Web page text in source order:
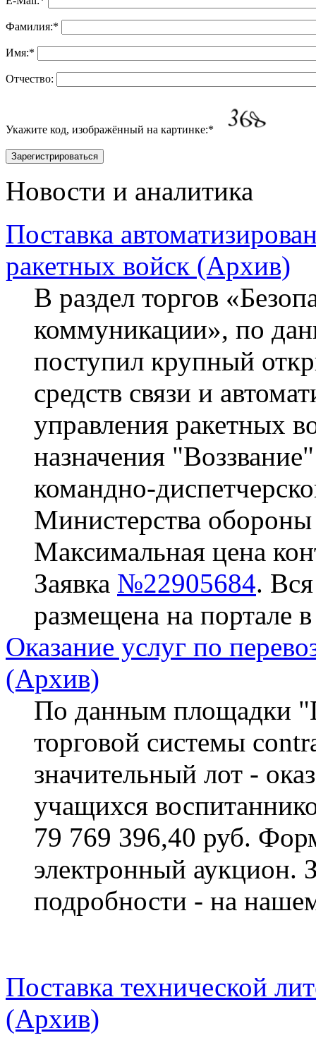
Фамилия:*
Имя:*
Отчество:
Укажите код, изображённый на картинке:*
Новости и аналитика
Поставка
ракетных войск (Архив)
В раздел торгов
коммуникации», по
поступил крупный
средств связи и
управления ракетных
назначения
командно-
Министерства
Максимальная цена
Заявка №22905684.
размещена на портале
Оказание услуг по
(Архив)
По данным площадки
торговой системы
значительный лот -
учащихся
79 769 396,40 руб.
электронный аукцион.
подробности - на
Поставка технической
(Архив)